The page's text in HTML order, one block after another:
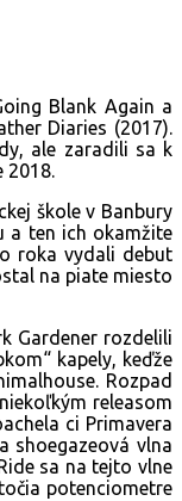
Blank Again a
Diaries (2017).
ale zaradili sa k
2018.
škole v Banbury
a ten ich okamžite
roka vydali debut
na piate miesto
Gardener rozdelili
kapely, keďže
Rozpad
releasom
ci Primavera
shoegazeová vlna
sa na tejto vlne
potenciometre